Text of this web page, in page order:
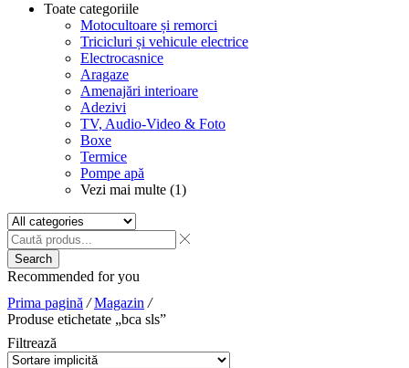
Toate categoriile
Motocultoare și remorci
Tricicluri și vehicule electrice
Electrocasnice
Aragaze
Amenajări interioare
Adezivi
TV, Audio-Video & Foto
Boxe
Termice
Pompe apă
Vezi mai multe (1)
Search
Recommended for you
Prima pagină / Magazin /
Produse etichetate „bca sls”
Filtrează